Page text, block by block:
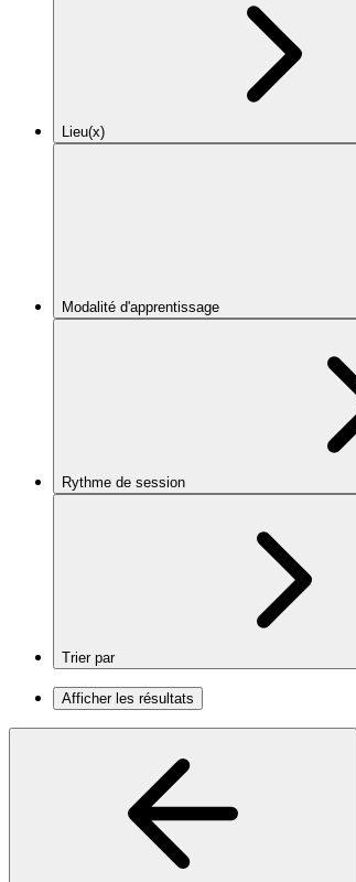
Lieu(x)
Modalité d'apprentissage
Rythme de session
Trier par
Afficher les résultats